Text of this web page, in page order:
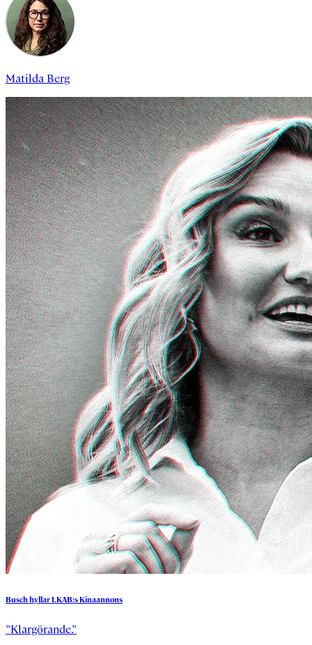
Matilda Berg
BuschhyllarLKAB:sKinaannons
”Klargörande.”